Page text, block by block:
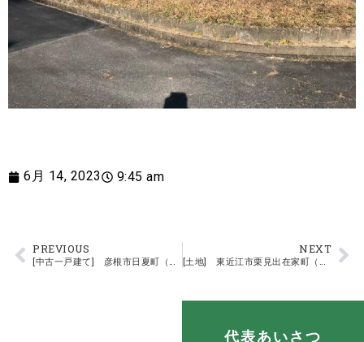
6月 14, 2023 9:45 am
PREVIOUS
[中古一戸建て] 彦根市日夏町（河瀬駅）2階建４ＳＬＤＫ
NEXT
[土地] 東近江市栗見出在家町（能登川駅）住宅用地
代表あいさつ